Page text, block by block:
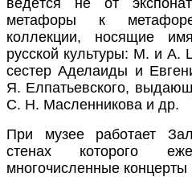
метафоры к
коллекции, носящие
русской культуры: М. и А.
сестер Аделаиды и
Я. Елпатьевского,
С. Н. Масленникова и др.
При музее работает
стенах которого
многочисленные концерты